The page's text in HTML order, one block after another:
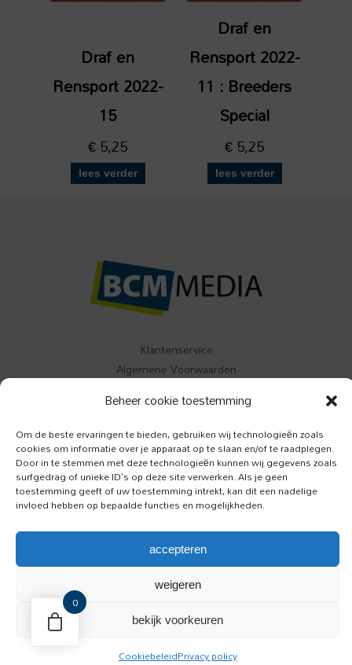
Beheer cookie toestemming
Om de beste ervaringen te bieden, gebruiken wij technologieën zoals
cookies om informatie over je apparaat op te slaan en/of te raadplegen.
Door in te stemmen met deze technologieën kunnen wij gegevens zoals
surfgedrag of unieke ID's op deze site verwerken. Als je geen
toestemming geeft of uw toestemming intrekt, kan dit een nadelige
invloed hebben op bepaalde functies en mogelijkheden.
accepteren
weigeren
bekijk voorkeuren
CookiebeleidPrivacy policy
Rensport
bestel nu
Draf en
Rensport 2022-
15
€5,25
lees verder
Draf en
Rensport 2022-
11 : Breeders
Special
€5,25
lees verder
Klantenservice
Algemene Voorwaarden
Buitenleven
Specials
Jazzism
Luister
Toeractief
Onze Hond
0